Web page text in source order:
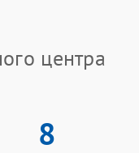
центра
8